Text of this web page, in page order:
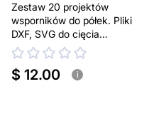
Zestaw 20 projektów
wsporników do półek. Pliki
DXF, SVG do cięcia
plazmowego i laserowego.
Uchwyt do półki
$ 12.00 i